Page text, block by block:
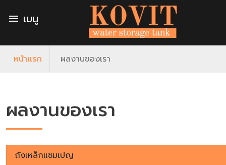
menu เมนู
หน้าเเรก ผลงานของเรา
ผลงานของเรา
ถังเหล็กแชมเปญ